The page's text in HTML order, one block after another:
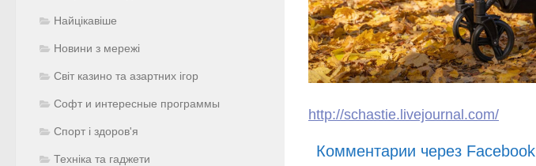
http://schastie.livejournal.com/
Комментарии через Facebook
Найцікавіше
Новини з мережі
Світ казино та азартних ігор
Софт и интересные программы
Спорт і здоров'я
Техніка та гаджети